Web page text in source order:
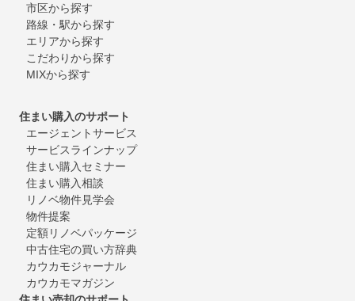
市区から探す
路線・駅から探す
エリアから探す
こだわりから探す
MIXから探す
住まい購入のサポート
エージェントサービス
サービスラインナップ
住まい購入セミナー
住まい購入相談
リノベ物件見学会
物件提案
定額リノベパッケージ
中古住宅の買い方辞典
カウカモジャーナル
カウカモマガジン